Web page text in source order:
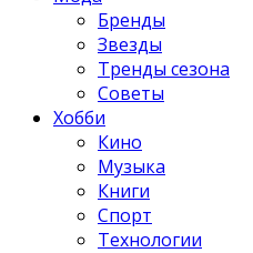
Бренды
Звезды
Тренды сезона
Советы
Хобби
Кино
Музыка
Книги
Спорт
Технологии